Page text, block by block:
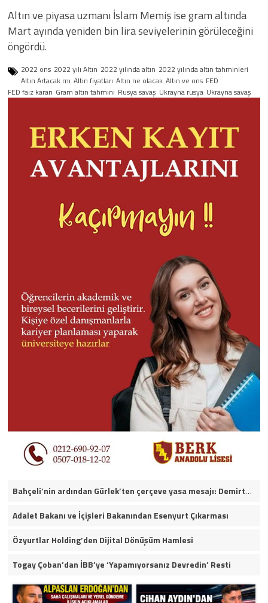
Altın ve piyasa uzmanı İslam Memiş ise gram altında
Mart ayında yeniden bin lira seviyelerinin görüleceğini
öngördü.
2022 ons 2022 yılı Altın 2022 yılında altın 2022 yılında altın tahminleri
Altın Artacak mı Altın fiyatları Altın ne olacak Altın ve ons FED
FED faiz kararı Gram altın tahmini Rusya savaş Ukrayna rusya Ukrayna savaş
Bahçeli’nin ardından Gürlek’ten çerçeve yasa mesajı: Demirtaş ve Ahmet Özer yararlanamayacak
Adalet Bakanı ve İçişleri Bakanından Esenyurt Çıkarması
Özyurtlar Holding’den Dijital Dönüşüm Hamlesi
Togay Çoban’dan İBB’ye ‘Yapamıyorsanız Devredin’ Resti